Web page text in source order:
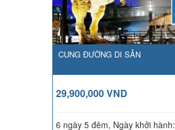
CUNG ĐƯỜNG DI SẢN
29,900,000 VND
6 ngày 5 đêm, Ngày khởi hành: